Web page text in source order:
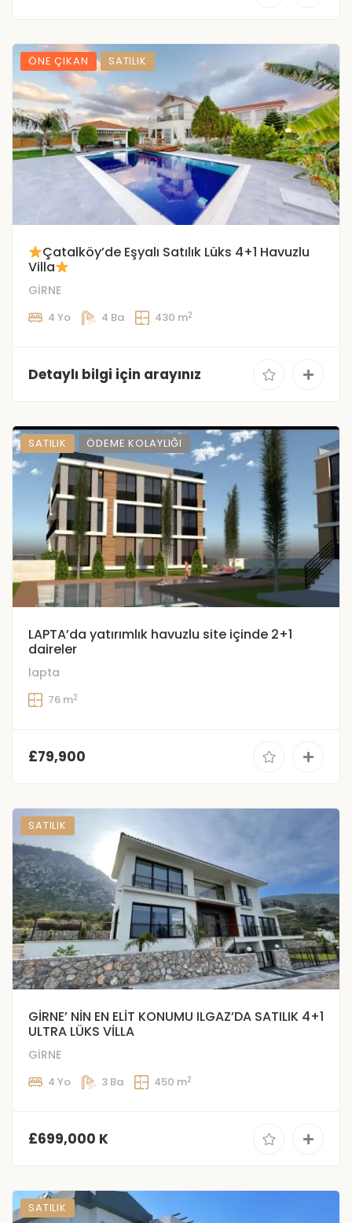
ÖNE ÇIKAN SATILIK
Çatalköy’de Eşyalı Satılık Lüks 4+1 Havuzlu
Villa
GİRNE
4 Yo 4 Ba 430 m2
Detaylı bilgi için arayınız
SATILIK ÖDEME KOLAYLIĞI
LAPTA’da yatırımlık havuzlu site içinde 2+1
daireler
lapta
76 m2
£79,900
SATILIK
GİRNE’ NİN EN ELİT KONUMU ILGAZ’DA SATILIK 4+1
ULTRA LÜKS VİLLA
GİRNE
4 Yo 3 Ba 450 m2
£699,000 K
SATILIK